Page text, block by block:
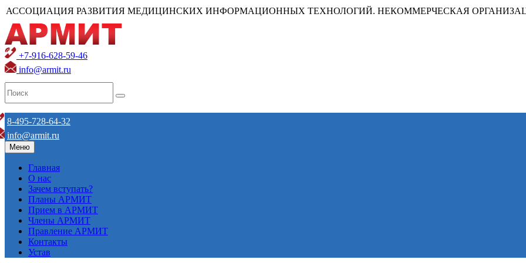
АССОЦИАЦИЯ РАЗВИТИЯ МЕДИЦИНСКИХ ИНФОРМАЦИОННЫХ ТЕХНОЛОГИЙ. НЕКОММЕРЧЕСКАЯ
+7-916-628-59-46
info@armit.ru
8-495-728-64-32
info@armit.ru
Меню
Главная
О нас
Зачем вступать?
Планы АРМИТ
Прием в АРМИТ
Члены АРМИТ
Правление АРМИТ
Контакты
Устав